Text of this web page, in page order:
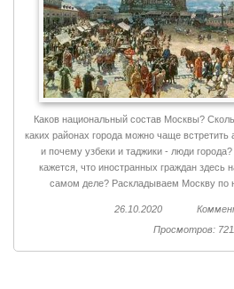
Каков национальный состав Москвы?
каких районах города можно чаще встретить
и почему узбеки и таджики - люди
кажется, что иностранных граждан здесь
самом деле? Раскладываем Москву по
26.10.2020
Просмотров: